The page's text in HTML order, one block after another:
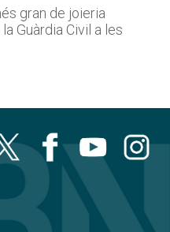
gran de joieria
Guàrdia Civil a les